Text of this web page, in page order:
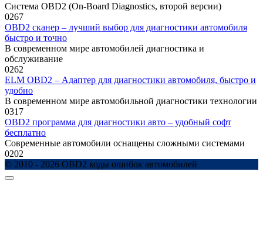
Система OBD2 (On-Board Diagnostics, второй версии)
0267
OBD2 сканер – лучший выбор для диагностики автомобиля
быстро и точно
В современном мире автомобилей диагностика и
обслуживание
0262
ELM OBD2 – Адаптер для диагностики автомобиля, быстро и
удобно
В современном мире автомобильной диагностики технологии
0317
OBD2 программа для диагностики авто – удобный софт
бесплатно
Современные автомобили оснащены сложными системами
0202
© 2010 - 2026 OBD2 коды ошибок автомобилей